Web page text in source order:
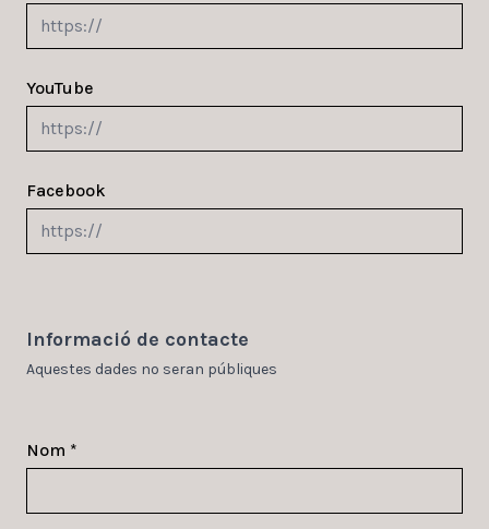
YouTube
Facebook
Informació de contacte
Aquestes dades no seran públiques
Nom *